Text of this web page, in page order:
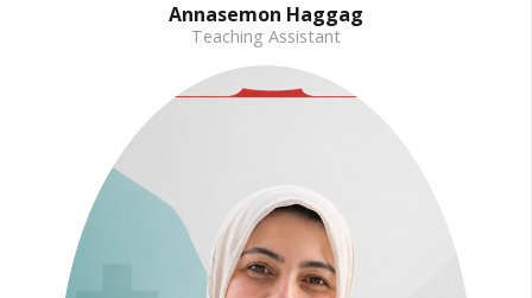
Annasemon Haggag
Teaching Assistant